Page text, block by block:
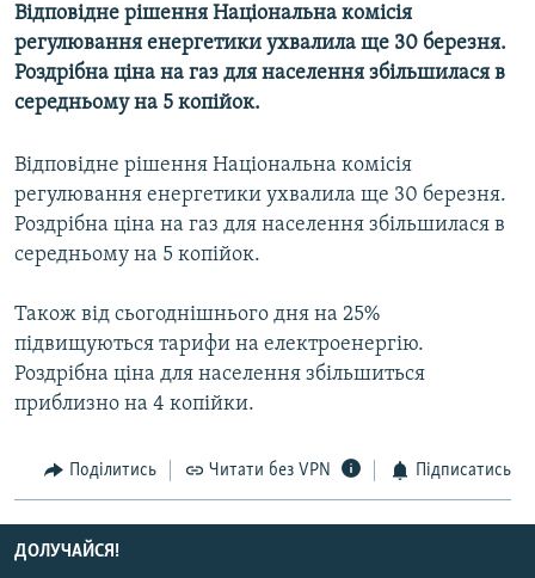
СВІТ
КИТАЙ.ВИКЛИКИ
МУЛЬТИМЕДІА
ФОТО
СПЕЦПРОЄКТИ
ПОДКАСТИ
КРИМ РЕАЛІЇ
УКР
КТАТ
Відповідне рішення Національна комісія
регулювання енергетики ухвалила ще 30 березня.
Роздрібна ціна на газ для населення збільшилася в
середньому на 5 копійок.
Відповідне рішення Національна комісія
регулювання енергетики ухвалила ще 30 березня.
Роздрібна ціна на газ для населення збільшилася в
середньому на 5 копійок.
Також від сьогоднішнього дня на 25%
підвищуються тарифи на електроенергію.
Роздрібна ціна для населення збільшиться
приблизно на 4 копійки.
Поділитись Читати без VPN Підписатись
ДОЛУЧАЙСЯ!